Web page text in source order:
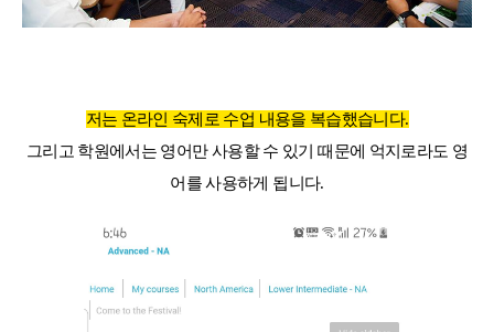
저는 온라인 숙제로 수업 내용을 복습했습니다.
그리고 학원에서는 영어만 사용할 수 있기 때문에 억지로라도 영
어를 사용하게 됩니다.